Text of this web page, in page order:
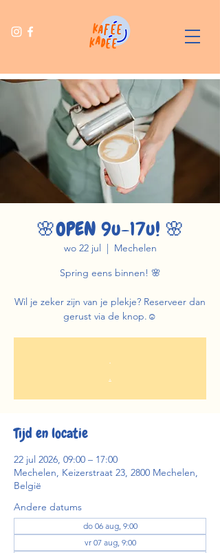
🌸OPEN 9u-17u! 🌸
wo 22 jul
  |
Mechelen
Spring eens binnen! 🌸
Wil je zeker zijn van je plekje? Reserveer dan
gerust via de knop.☺️
.
.
Tijd en locatie
22 jul 2026, 09:00 – 17:00
Mechelen, Keizerstraat 23, 2800 Mechelen,
België
Andere datums
do 06 aug, 9:00
vr 07 aug, 9:00